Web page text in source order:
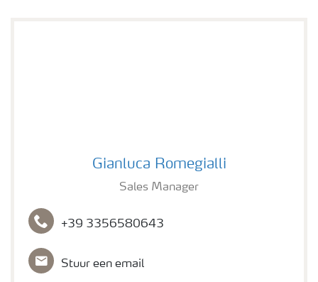
Gianluca Romegialli
Sales Manager
+39 3356580643
Stuur een email